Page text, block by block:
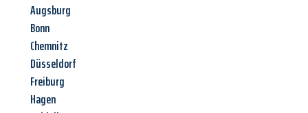
Augsburg
Bonn
Chemnitz
Düsseldorf
Freiburg
Hagen